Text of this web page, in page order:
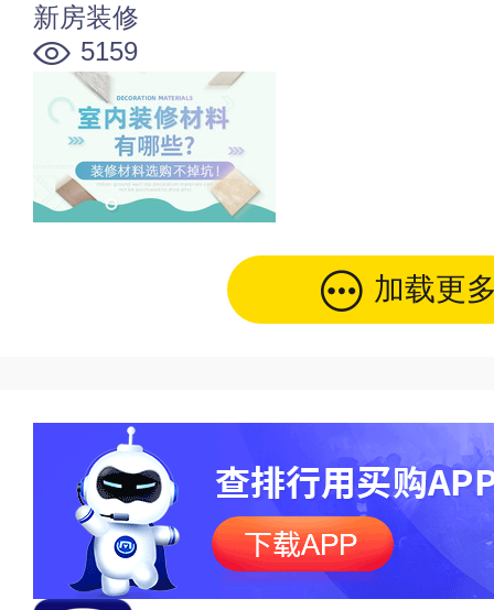
新房装修
5159
加载更